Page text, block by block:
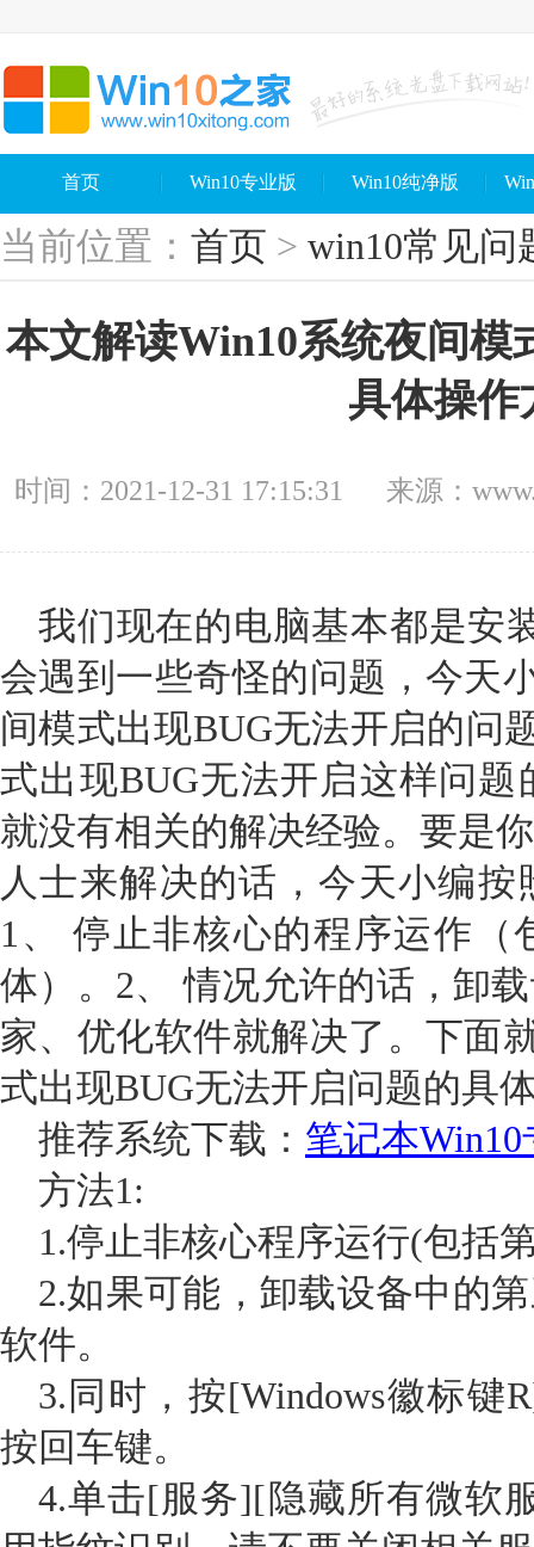
首页 Win10专业版 Win10纯净版
当前位置： 首页 > win10常见问
本文解读Win10系统夜间模
具体操作
时间：2021-12-31 17:15:31 来源：
我们现在的电脑基本都是安
会遇到一些奇怪的问题，今天
间模式出现BUG无法开启的问
式出现BUG无法开启这样问
就没有相关的解决经验。要是
人士来解决的话，今天小编
1、 停止非核心的程序运作（
体）。2、 情况允许的话，卸
家、优化软件就解决了。下面
式出现BUG无法开启问题的具
推荐系统下载： 笔记本
方法1:
1.停止非核心程序运行(包括
2.如果可能，卸载设备中的
软件。
3.同时，按[Windows徽标键
按回车键。
4.单击[服务][隐藏所有微软